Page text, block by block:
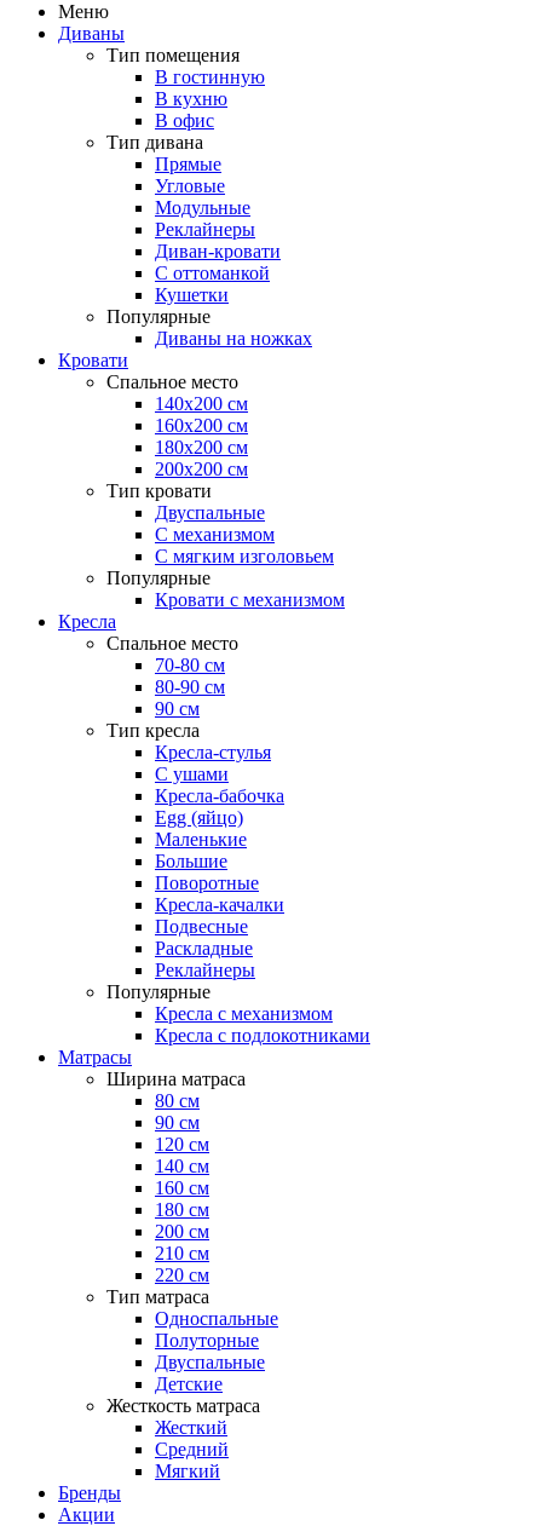
Меню
Диваны
Тип помещения
В гостинную
В кухню
В офис
Тип дивана
Прямые
Угловые
Модульные
Реклайнеры
Диван-кровати
С оттоманкой
Кушетки
Популярные
Диваны на ножках
Кровати
Спальное место
140х200 см
160х200 см
180х200 см
200х200 см
Тип кровати
Двуспальные
С механизмом
С мягким изголовьем
Популярные
Кровати с механизмом
Кресла
Спальное место
70-80 см
80-90 см
90 см
Тип кресла
Кресла-стулья
С ушами
Кресла-бабочка
Egg (яйцо)
Маленькие
Большие
Поворотные
Кресла-качалки
Подвесные
Раскладные
Реклайнеры
Популярные
Кресла с механизмом
Кресла с подлокотниками
Матрасы
Ширина матраса
80 см
90 см
120 см
140 см
160 см
180 см
200 см
210 см
220 см
Тип матраса
Односпальные
Полуторные
Двуспальные
Детские
Жесткость матраса
Жесткий
Средний
Мягкий
Бренды
Акции